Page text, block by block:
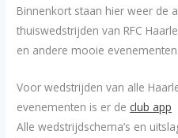
Binnenkort staan hier weer de
thuiswedstrijden van RFC
en andere mooie evenementen.
Voor wedstrijden van alle
evenementen is er de club app
Alle wedstrijdschema’s en